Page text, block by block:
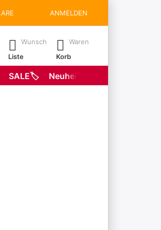
ANMELDEN
Drücken Sie die Eingabetaste, um
Wunsch
Liste
Waren
Korb
SALE🏷️ Neuheiten